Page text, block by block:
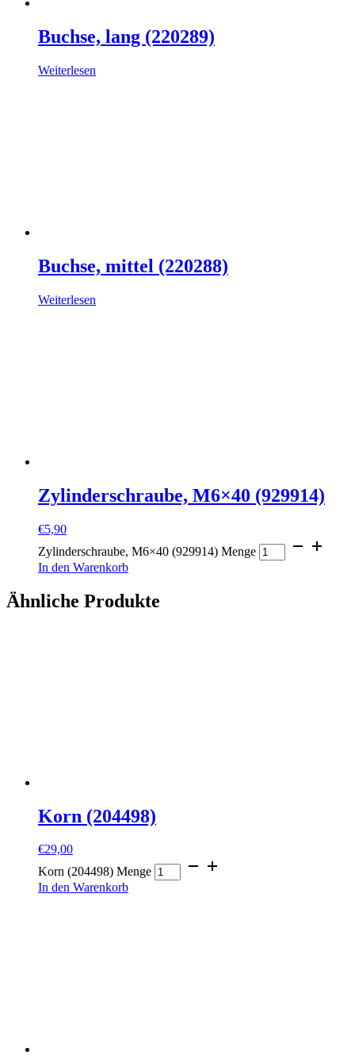
Buchse, lang (220289)
Weiterlesen
Buchse, mittel (220288)
Weiterlesen
Zylinderschraube, M6×40 (929914)
€5,90
Zylinderschraube, M6×40 (929914) Menge
In den Warenkorb
Ähnliche Produkte
Korn (204498)
€29,00
Korn (204498) Menge
In den Warenkorb